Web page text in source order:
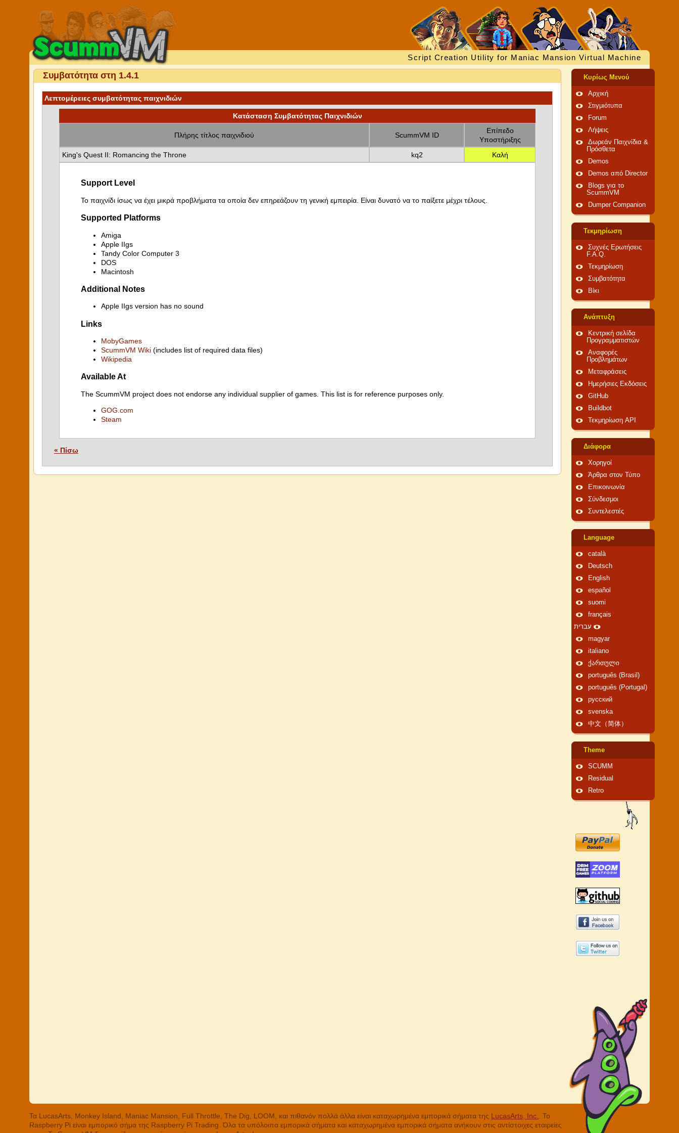
Script Creation Utility for Maniac Mansion Virtual Machine
Συμβατότητα στη 1.4.1
Λεπτομέρειες συμβατότητας παιχνιδιών
Κατάσταση Συμβατότητας Παιχνιδιών
Πλήρης τίτλος παιχνιδιού ScummVM ID
Επίπεδο
Υποστήριξης
King's Quest II: Romancing the Throne
kq2 Καλή
Support Level
Το παιχνίδι ίσως να έχει μικρά προβλήματα τα οποία δεν επηρεάζουν τη γενική εμπειρία. Είναι δυνατό να το παίξετε μέχρι τέλους.
Supported Platforms
Amiga
Apple IIgs
Tandy Color Computer 3
DOS
Macintosh
Additional Notes
Apple IIgs version has no sound
Links
MobyGames
ScummVM Wiki (includes list of required data files)
Wikipedia
Available At
The ScummVM project does not endorse any individual supplier of games. This list is for reference purposes only.
GOG.com
Steam
« Πίσω
Κυρίως Μενού
Αρχική
Στιγμιότυπα
Forum
Λήψεις
Δωρεάν Παιχνίδια &
Πρόσθετα
Demos
Demos από Director
Blogs για το
ScummVM
Dumper Companion
Τεκμηρίωση
Συχνές Ερωτήσεις
F.A.Q.
Τεκμηρίωση
Συμβατότητα
Βίκι
Ανάπτυξη
Κεντρική σελίδα
Προγραμματιστών
Αναφορές
Προβλημάτων
Μεταφράσεις
Ημερήσιες Εκδόσεις
GitHub
Buildbot
Τεκμηρίωση API
Διάφορα
Χορηγοί
Άρθρα στον Τύπο
Επικοινωνία
Σύνδεσμοι
Συντελεστές
Language
català
Deutsch
English
español
suomi
français
עברית
magyar
italiano
ქართული
português (Brasil)
português (Portugal)
русский
svenska
中文（简体）
Theme
SCUMM
Residual
Retro
Τα LucasArts, Monkey Island, Maniac Mansion, Full Throttle, The Dig, LOOM, και πιθανόν πολλά άλλα είναι καταχωρημένα εμπορικά σήματα της LucasArts, Inc.
. Το
Raspberry Pi είναι εμπορικό σήμα της Raspberry Pi Trading. Όλα τα υπόλοιπα εμπορικά σήματα και καταχωρημένα εμπορικά σήματα ανήκουν στις αντίστοιχες εταιρείες